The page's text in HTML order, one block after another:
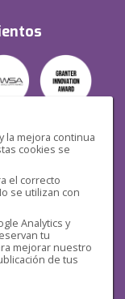
la mejora continua
cookies se
el correcto
se utilizan con
Analytics y
tu
mejorar nuestro
de tus